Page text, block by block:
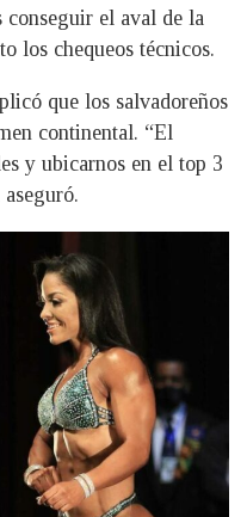
conseguir el aval de la
los chequeos técnicos.
que los salvadoreños
continental. “El
y ubicarnos en el top 3